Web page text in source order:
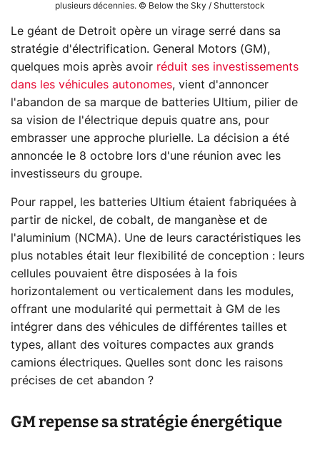
plusieurs décennies. © Below the Sky / Shutterstock
Le géant de Detroit opère un virage serré dans sa
stratégie d'électrification. General Motors (GM),
quelques mois après avoir réduit ses investissements
dans les véhicules autonomes, vient d'annoncer
l'abandon de sa marque de batteries Ultium, pilier de
sa vision de l'électrique depuis quatre ans, pour
embrasser une approche plurielle. La décision a été
annoncée le 8 octobre lors d'une réunion avec les
investisseurs du groupe.
Pour rappel, les batteries Ultium étaient fabriquées à
partir de nickel, de cobalt, de manganèse et de
l'aluminium (NCMA). Une de leurs caractéristiques les
plus notables était leur flexibilité de conception : leurs
cellules pouvaient être disposées à la fois
horizontalement ou verticalement dans les modules,
offrant une modularité qui permettait à GM de les
intégrer dans des véhicules de différentes tailles et
types, allant des voitures compactes aux grands
camions électriques. Quelles sont donc les raisons
précises de cet abandon ?
GM repense sa stratégie énergétique